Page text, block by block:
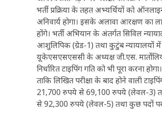
भर्ती प्रक्रिया के तहत अभ्यर्थियों को
अनिवार्य होगा। इसके अलावा आरक्षण का
होंगे। भर्ती अभियान के अंतर्गत सिविल
आशुलिपिक (ग्रेड-1) तथा कुटुंब न्यायालयों
यूकेएसएसएससी के अध्यक्ष जी.एस.
निर्धारित टाइपिंग गति को भी पूरा करना
ताकि लिखित परीक्षा के बाद होने वाली
21,700 रुपये से 69,100 रुपये (लेवल-3) तक
से 92,300 रुपये (लेवल-5) तथा कुछ पदों